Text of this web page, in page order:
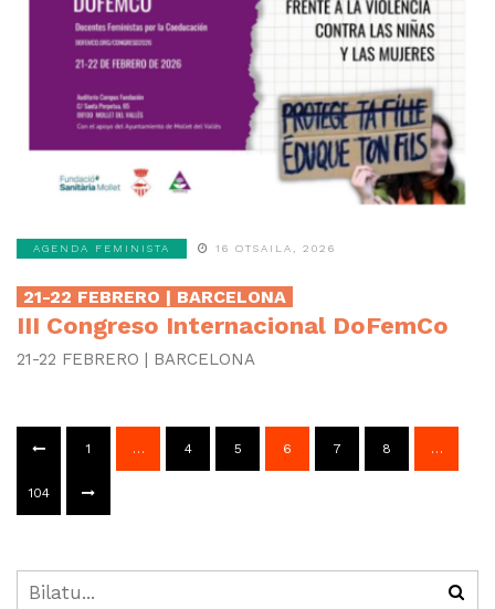
AGENDA FEMINISTA 16 OTSAILA, 2026
21-22 FEBRERO | BARCELONA
III Congreso Internacional DoFemCo
21-22 FEBRERO | BARCELONA
1 … 4 5 6 7 8 …
104